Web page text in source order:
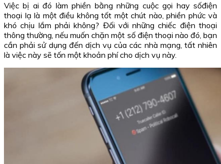
Việc bị ai đó làm phiền bằng những cuộc gọi hay sốđiện
thoại lạ là một điều không tốt một chút nào, phiền phức và
khó chịu lắm phải không? Đối với những chiếc điện thoại
thông thường, nếu muốn chặn một số điện thoại nào đó, bạn
cần phải sử dụng đến dịch vụ của các nhà mạng, tất nhiên
là việc này sẽ tốn một khoản phí cho dịch vụ này.